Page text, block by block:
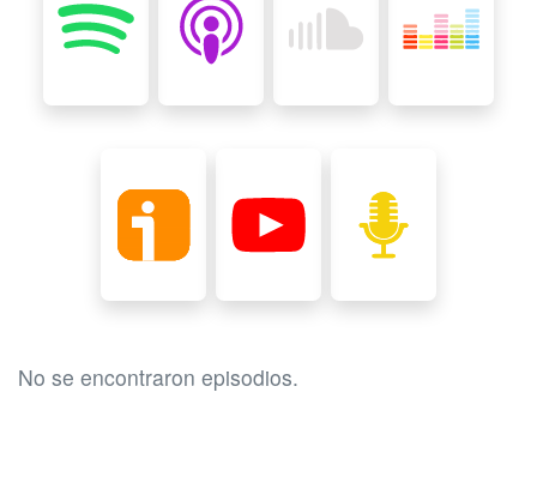
No se encontraron episodios.